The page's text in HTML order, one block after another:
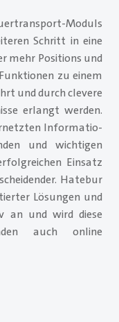
Moduls
Schritt in eine
mehr Positions­ und
zu einem
und durch clevere
erlangt werden.
Informatio­
und wichtigen
Einsatz
Hatebur
Lösungen und
an und wird diese
auch online